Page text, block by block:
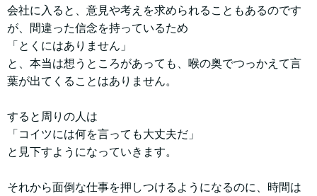
会社に入ると、意見や考えを求められることもあるのです
が、間違った信念を持っているため
「とくにはありません」
と、本当は想うところがあっても、喉の奥でつっかえて言
葉が出てくることはありません。
すると周りの人は
「コイツには何を言っても大丈夫だ」
と見下すようになっていきます。
それから面倒な仕事を押しつけるようになるのに、時間は